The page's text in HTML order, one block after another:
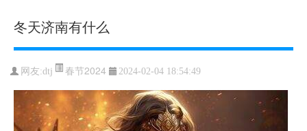
冬天济南有什么
网友:dtj 春节2024 2024-02-04 18:54:49